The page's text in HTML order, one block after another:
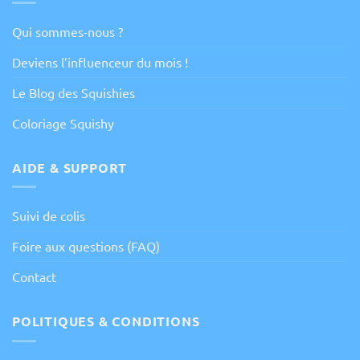
Qui sommes-nous ?
Deviens l’influenceur du mois !
Le Blog des Squishies
Coloriage Squishy
AIDE & SUPPORT
Suivi de colis
Foire aux questions (FAQ)
Contact
POLITIQUES & CONDITIONS